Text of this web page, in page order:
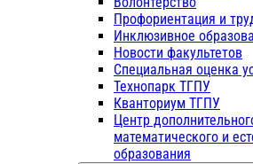
Профориентация и
Инклюзивное
Новости факультетов
Специальная оценка
Технопарк ТГПУ
Кванториум ТГПУ
Центр
математического и
образования